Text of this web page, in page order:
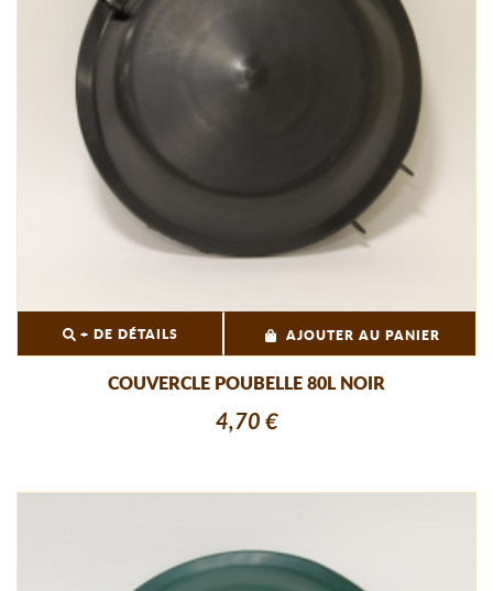
+ DE DÉTAILS AJOUTER AU PANIER
COUVERCLE POUBELLE 80L NOIR
4,70 €